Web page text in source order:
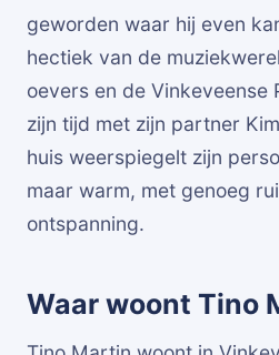
geworden waar hij even
hectiek van de
oevers en de Vinkeveense
zijn tijd met zijn partner
huis weerspiegelt zijn
maar warm, met genoeg
ontspanning.
Waar woont Tino